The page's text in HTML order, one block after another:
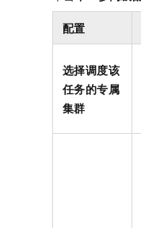
配置
选择调度该
任务的专属
集群